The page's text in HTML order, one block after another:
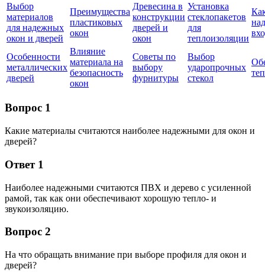
Выбор
материалов
для надежных
окон и дверей
Преимущества
пластиковых
окон
Древесина в
конструкции
дверей и
окон
Установка
стеклопакетов
для
теплоизоляции
Особенности
металлических
дверей
Влияние
материала на
безопасность
окон
Советы по
выбору
фурнитуры
Выбор
ударопрочных
стекол
Вопрос 1
Какие материалы считаются наиболее надежными для окон и
дверей?
Ответ 1
Наиболее надежными считаются ПВХ и дерево с усиленной
рамой, так как они обеспечивают хорошую тепло- и
звукоизоляцию.
Вопрос 2
На что обращать внимание при выборе профиля для окон и
дверей?